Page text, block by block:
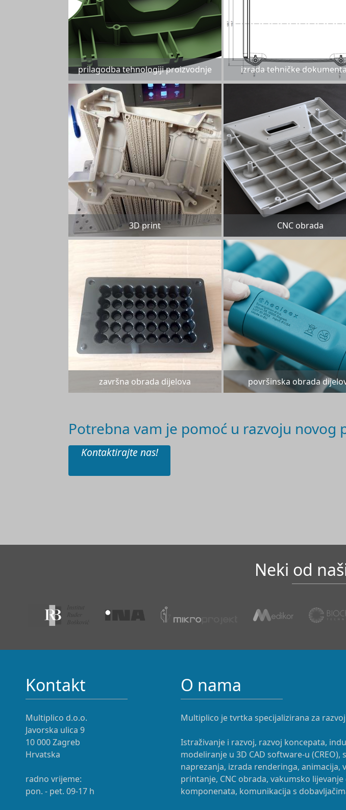
prilagodba tehnologiji proizvodnje izrada tehničke
3D print CNC obrada
završna obrada dijelova površinska obrada
Potrebna vam je pomoć u razvoju novog
Kontaktirajte nas!
Neki od
Kontakt
Multiplico d.o.o.
Javorska ulica 9
10 000 Zagreb
Hrvatska
radno vrijeme:
pon. - pet. 09-17 h
O nama
Multiplico je tvrtka specijalizirana za
Istraživanje i razvoj, razvoj koncepata,
modeliranje u 3D CAD software-u
naprezanja, izrada renderinga,
printanje, CNC obrada, vakumsko
komponenata, komunikacija s